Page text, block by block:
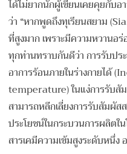
ได้ไม่ยากนักผู้เขียนเคยคุยกับอ
ว่า “หากพูดถึงทุเรียนสยาม
ที่สูงมาก เพราะมีความหวานอ
ทุกท่านทราบกันดีว่า การรับปร
อาการร้อนภายในร่างกายได้
temperature) ในแง่การรับสั
สามารถหลีกเลี่ยงการรับสัมผัส
ประโยชน์ในกระบวนการผลิต
สารเคมีความเข้มสูงระดับหนึ่ง